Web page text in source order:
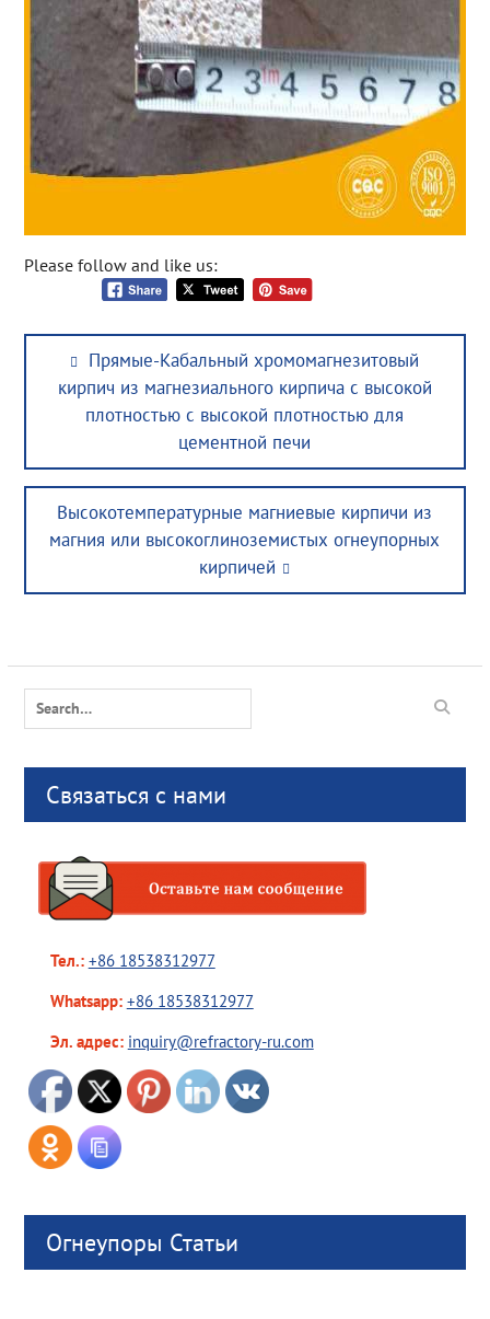
Please follow and like us:
Post
navigation
Previous
post:
Прямые-Кабальный хромомагнезитовый
кирпич из магнезиального кирпича с высокой
плотностью с высокой плотностью для
цементной печи
Next
post:
Высокотемпературные магниевые кирпичи из
магния или высокоглиноземистых огнеупорных
кирпичей
Search
Связаться с нами
Тел.: +86 18538312977
Whatsapp: +86 18538312977
Эл. адрес: inquiry@refractory-ru.com
Огнеупоры Статьи